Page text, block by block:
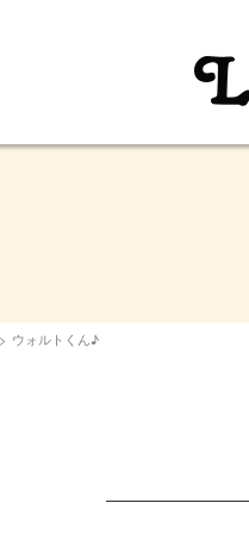
> ウォルトくん♪